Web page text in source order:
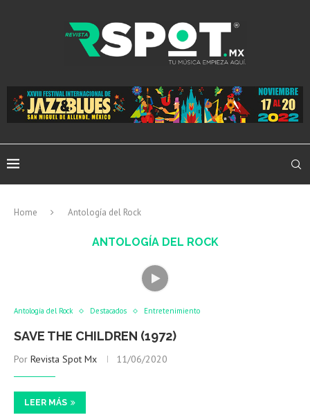
Home Antología del Rock
ANTOLOGÍA DEL ROCK
Antología del Rock Destacados Entretenimiento
SAVE THE CHILDREN (1972)
Por Revista Spot Mx 11/06/2020
LEER MÁS